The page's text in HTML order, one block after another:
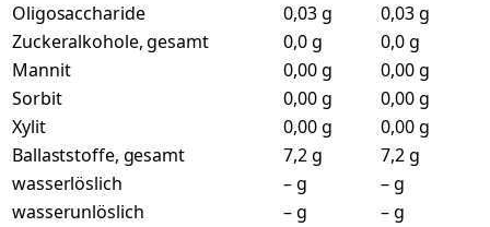
Oligosaccharide
0,03 g
0,03 g
Zuckeralkohole, gesamt
0,0 g
0,0 g
Mannit
0,00 g
0,00 g
Sorbit
0,00 g
0,00 g
Xylit
0,00 g
0,00 g
Ballaststoffe, gesamt
7,2 g
7,2 g
wasserlöslich
– g
– g
wasserunlöslich
– g
– g